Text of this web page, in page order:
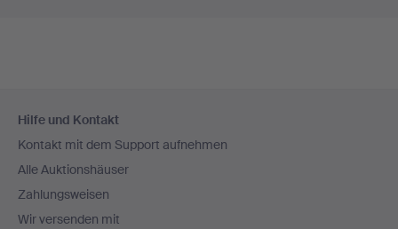
Navigation
Hilfe und Kontakt
Kontakt mit dem Support aufnehmen
Alle Auktionshäuser
Zahlungsweisen
Wir versenden mit